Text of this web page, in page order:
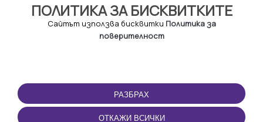
ПОЛИТИКА ЗА БИСКВИТКИТЕ
Сайтът използва бисквитки Политика за
поверителност
РАЗБРАХ
ОТКАЖИ ВСИЧКИ
ПОЛЗВАНЕ
Правила и условия за
ползване
ПРИЛОЖЕНИЕТО